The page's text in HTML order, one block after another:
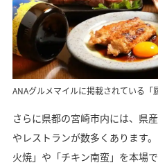
ANAグルメマイルに掲載されている「
さらに県都の宮崎市内には、県
やレストランが数多くあります
火焼」や「チキン南蛮」を本場